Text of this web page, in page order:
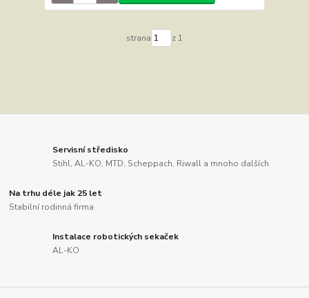
strana z 1
Servisní středisko
Stihl, AL-KO, MTD, Scheppach, Riwall a mnoho dalších
Na trhu déle jak 25 let
Stabilní rodinná firma
Instalace robotických sekaček
AL-KO